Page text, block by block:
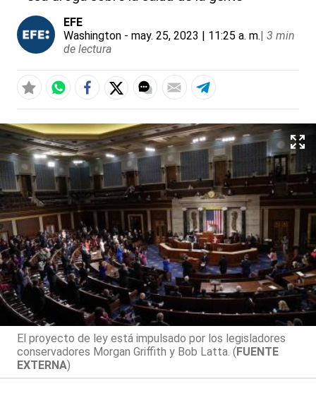
EFE
Washington - may. 25, 2023 | 11:25 a. m.| 3 min
de lectura
El proyecto de ley está impulsado por los legisladores
conservadores Morgan Griffith y Bob Latta. (FUENTE
EXTERNA)